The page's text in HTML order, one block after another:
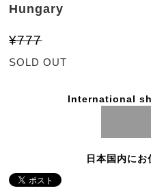
Hungary
¥777
SOLD OUT
International
日本国内に